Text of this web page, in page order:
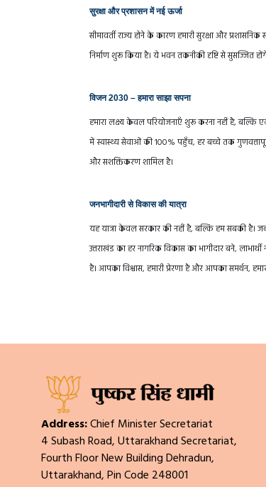
सुरक्षा और प्रशासन में नई ऊर्जा
सीमावर्ती राज्य होने के कारण हमारी सुरक्षा और
निर्माण शुरू किया है। ये भवन तकनीकी दृष्टि से सुसज्जित
विजन 2030 – हमारा साझा सपना
हमारा लक्ष्य केवल परियोजनाएँ शुरू करना नहीं है, बल्कि
में स्वास्थ्य सेवाओं की 100% पहुँच, हर बच्चे तक
और सशक्तिकरण शामिल है।
जनभागीदारी से विकास की यात्रा
यह यात्रा केवल सरकार की नहीं है, बल्कि हम सबकी है।
उत्तराखंड का हर नागरिक विकास का भागीदार बने,
है। आपका विश्वास, हमारी प्रेरणा है और आपका समर्थन,
Address:Chief Minister Secretariat
4 Subash Road, Uttarakhand Secretariat,
Fourth Floor New Building Dehradun,
Uttarakhand, Pin Code 248001